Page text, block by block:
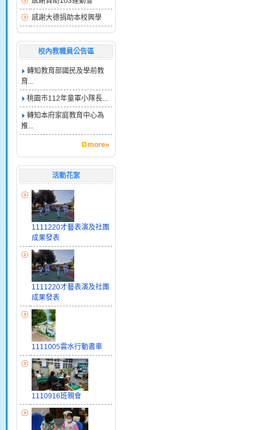
感謝大德捐助本校興學
校內教職員公告區
轉知教育部國民及學前教
育...
桃園市112年童軍小隊長...
轉知本府家庭教育中心為
推...
more»
活動花絮
1111220才藝表演及社團
成果發表
1111220才藝表演及社團
成果發表
1111005雲水行動書車
1110916班親會